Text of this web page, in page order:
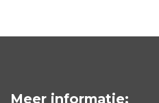
Meer informatie: